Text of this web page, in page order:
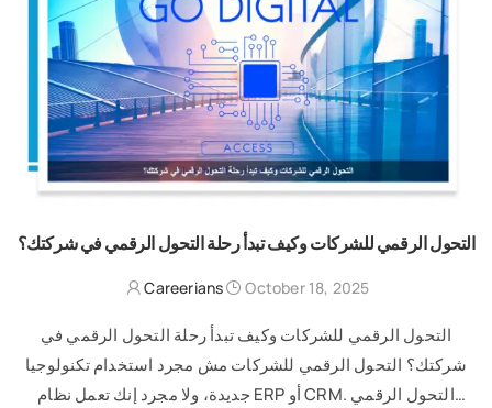
التحول الرقمي للشركات وكيف تبدأ رحلة التحول الرقمي في شركتك؟
Careerians October 18, 2025
التحول الرقمي للشركات وكيف تبدأ رحلة التحول الرقمي في
شركتك؟ التحول الرقمي للشركات مش مجرد استخدام تكنولوجيا
جديدة، ولا مجرد إنك تعمل نظام ERP أو CRM. التحول الرقمي